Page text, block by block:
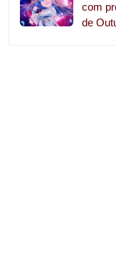
com
de